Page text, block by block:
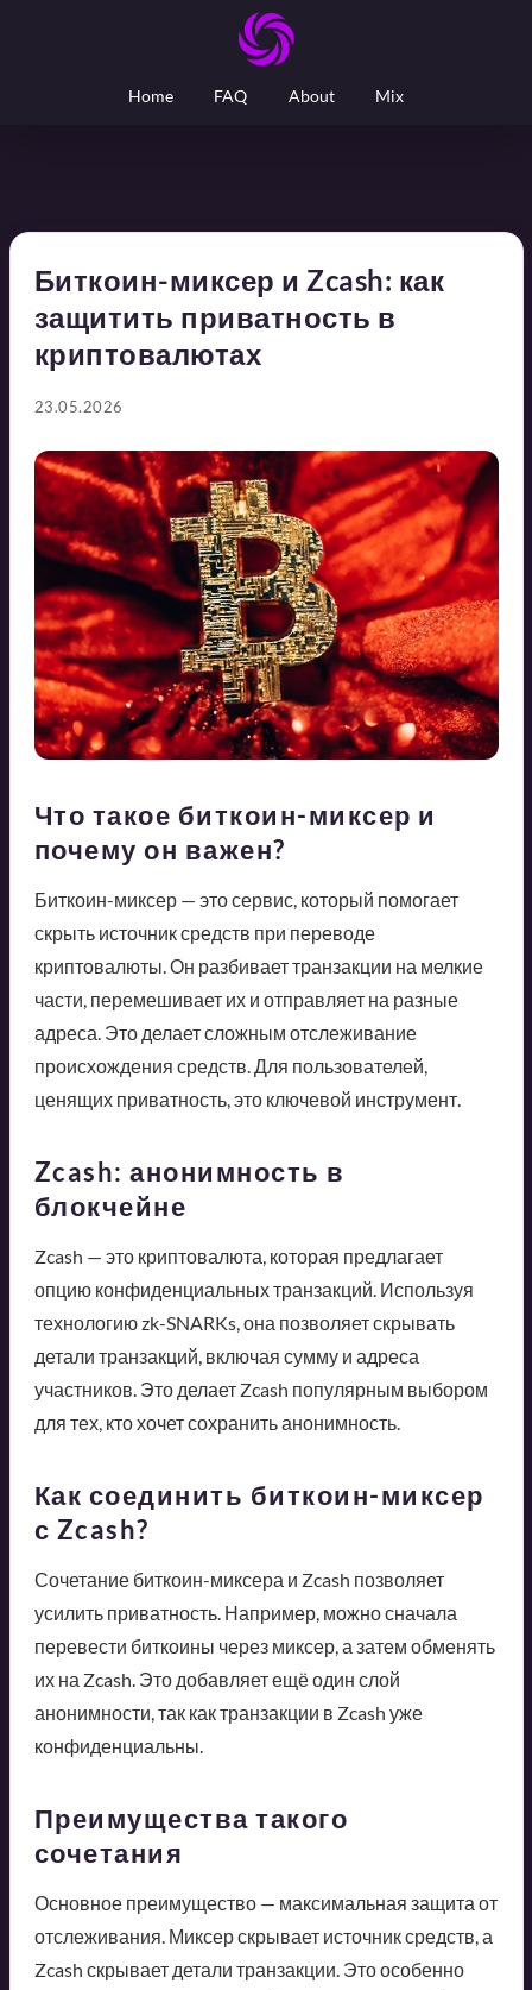
Home FAQ About Mix
Биткоин-миксер и Zcash: как
защитить приватность в
криптовалютах
23.05.2026
Что такое биткоин-миксер и
почему он важен?
Биткоин-миксер — это сервис, который помогает
скрыть источник средств при переводе
криптовалюты. Он разбивает транзакции на мелкие
части, перемешивает их и отправляет на разные
адреса. Это делает сложным отслеживание
происхождения средств. Для пользователей,
ценящих приватность, это ключевой инструмент.
Zcash: анонимность в
блокчейне
Zcash — это криптовалюта, которая предлагает
опцию конфиденциальных транзакций. Используя
технологию zk-SNARKs, она позволяет скрывать
детали транзакций, включая сумму и адреса
участников. Это делает Zcash популярным выбором
для тех, кто хочет сохранить анонимность.
Как соединить биткоин-миксер
с Zcash?
Сочетание биткоин-миксера и Zcash позволяет
усилить приватность. Например, можно сначала
перевести биткоины через миксер, а затем обменять
их на Zcash. Это добавляет ещё один слой
анонимности, так как транзакции в Zcash уже
конфиденциальны.
Преимущества такого
сочетания
Основное преимущество — максимальная защита от
отслеживания. Миксер скрывает источник средств, а
Zcash скрывает детали транзакции. Это особенно